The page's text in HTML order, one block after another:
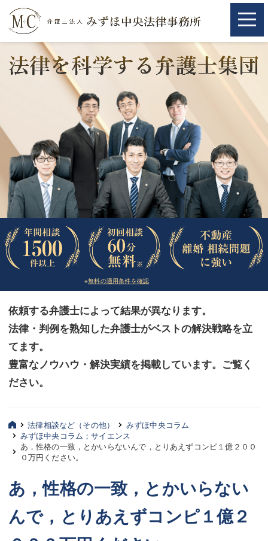
ホーム
相続・遺言
離婚（夫婦間トラブル）
企業法務
労働問題（解雇，残業等）
刑事弁護
交通事故
法律相談など（その他）
お客様へ
みずほ中央の特長・実質編
みずほ中央の特長・形式編
三平 聡史
酒井 博之
坂本 陽一
桶川 聡
※無料の適用条件を確認
依頼する弁護士によって結果が異なります。
法律・判例を熟知した弁護士がベストの解決戦略を立
てます。
豊富なノウハウ・解決実績を掲載しています。ご覧く
ださい。
ホーム
相続・遺言
離婚（夫婦間トラブル）
企業法務
労働問題（解雇，残業等）
刑事弁護
交通事故
法律相談など（その他）
お客様へ
みずほ中央の特長・実質編
みずほ中央の特長・形式編
三平 聡史
酒井 博之
坂本 陽一
桶川 聡
法律相談など（その他）
みずほ中央コラム
みずほ中央コラム；サイエンス
あ，性格の一致，とかいらないんで，とりあえずコンピ１億２００
０万円ください。
あ，性格の一致，とかいらない
んで，とりあえずコンピ１億２